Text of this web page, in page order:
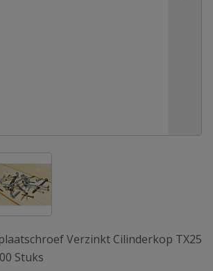
image
View larger image
Verzinkt Cilinderkop TX25
Stuks